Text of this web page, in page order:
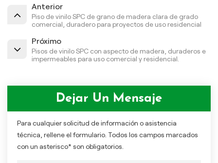
Anterior
Piso de vinilo SPC de grano de madera clara de grado
comercial, duradero para proyectos de uso residencial
Próximo
Pisos de vinilo SPC con aspecto de madera, duraderos e
impermeables para uso comercial y residencial.
Dejar Un Mensaje
Para cualquier solicitud de información o asistencia
técnica, rellene el formulario. Todos los campos marcados
con un asterisco* son obligatorios.